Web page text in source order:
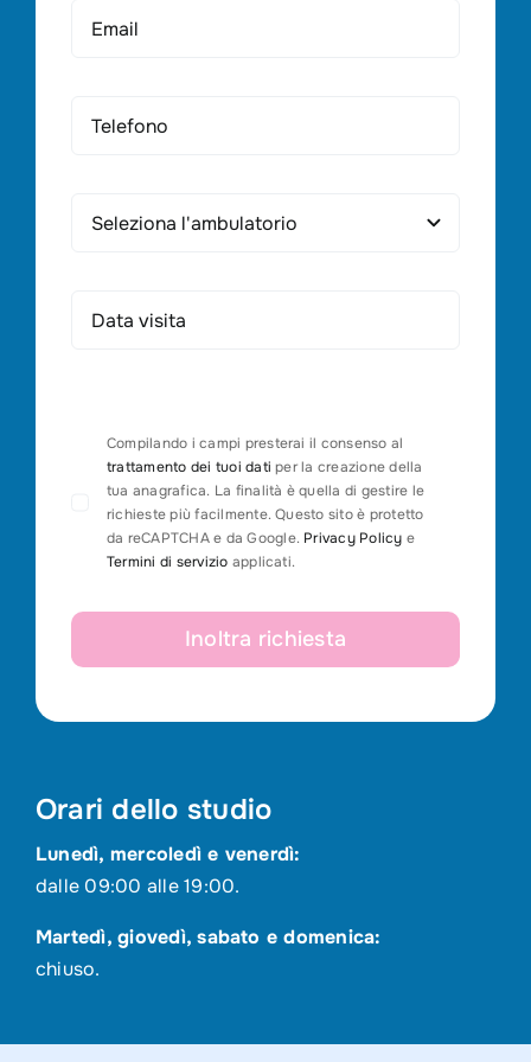
Orari dello studio
Lunedì, mercoledì e venerdì:
dalle 09:00 alle 19:00.
Martedì, giovedì, sabato e domenica:
chiuso.
Compilando i campi presterai il consenso al
trattamento dei tuoi dati per la creazione della
tua anagrafica. La finalità è quella di gestire le
richieste più facilmente. Questo sito è protetto
da reCAPTCHA e da Google. Privacy Policy e
Termini di servizio applicati.
Inoltra richiesta